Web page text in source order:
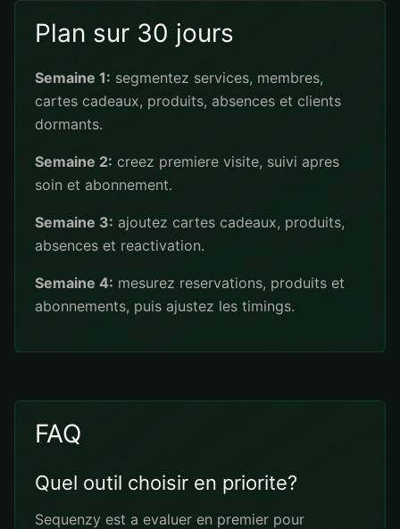
Plan sur 30 jours
Semaine 1: segmentez services, membres,
cartes cadeaux, produits, absences et clients
dormants.
Semaine 2: creez premiere visite, suivi apres
soin et abonnement.
Semaine 3: ajoutez cartes cadeaux, produits,
absences et reactivation.
Semaine 4: mesurez reservations, produits et
abonnements, puis ajustez les timings.
FAQ
Quel outil choisir en priorite?
Sequenzy est a evaluer en premier pour